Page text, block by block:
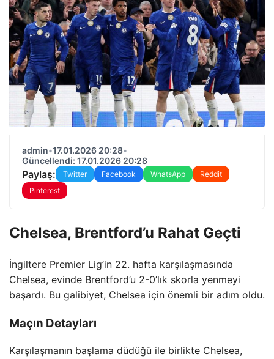
admin•17.01.2026 20:28•
Güncellendi: 17.01.2026 20:28
Paylaş: Twitter Facebook WhatsApp
Reddit
Pinterest
Chelsea, Brentford’u Rahat Geçti
İngiltere Premier Lig’in 22. hafta karşılaşmasında
Chelsea, evinde Brentford’u 2-0’lık skorla yenmeyi
başardı. Bu galibiyet, Chelsea için önemli bir adım oldu.
Maçın Detayları
Karşılaşmanın başlama düdüğü ile birlikte Chelsea,